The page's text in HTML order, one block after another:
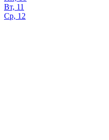
Вт, 11
Ср, 12